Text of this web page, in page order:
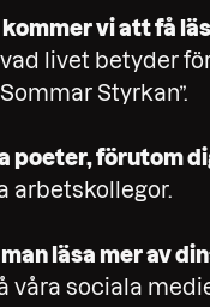
vi att få
livet betyder
Styrkan”.
poeter, förutom
arbetskollegor.
man läsa mer av
våra sociala